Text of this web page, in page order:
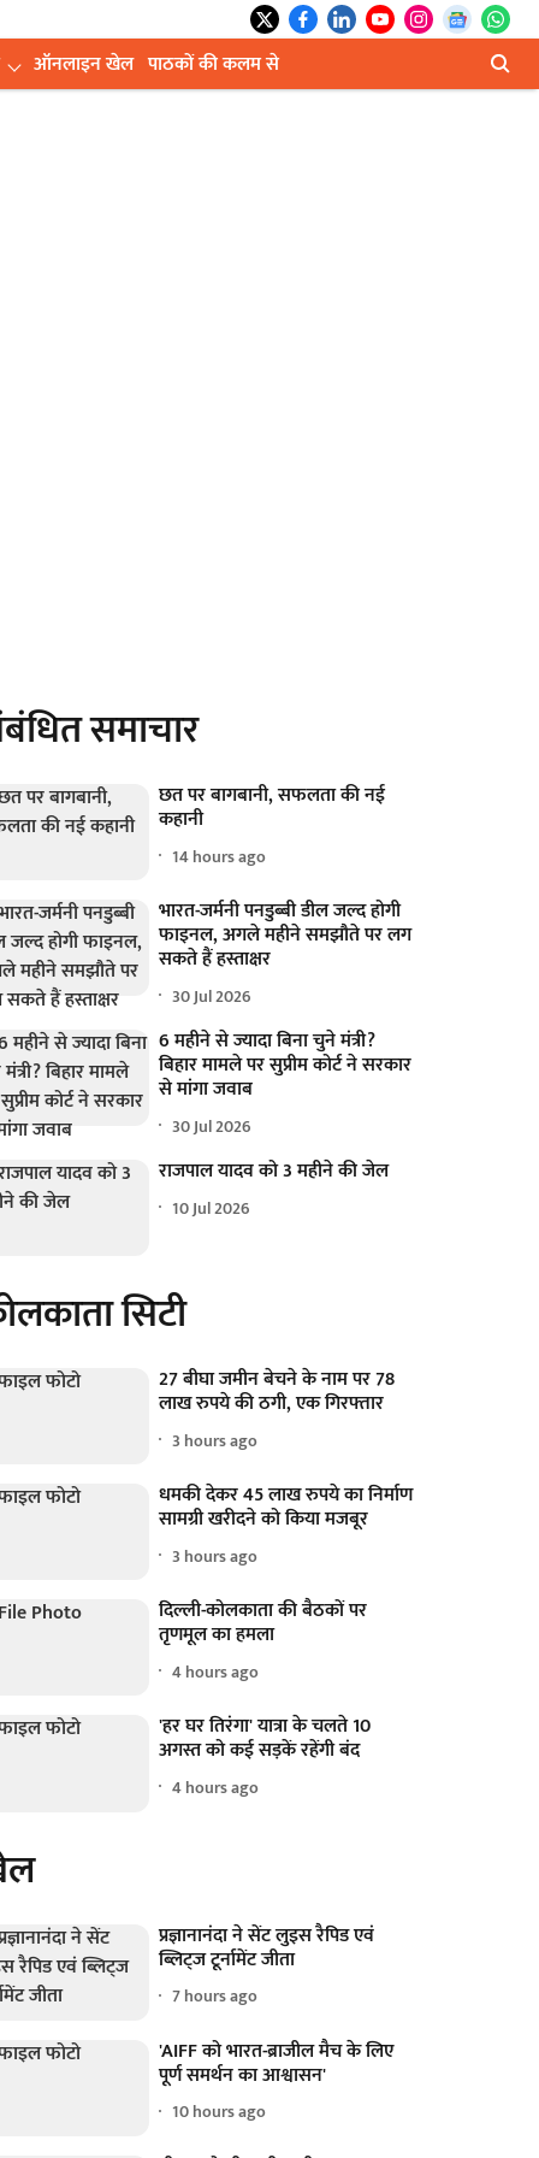
ऑनलाइन खेल पाठकों की कलम से
समाचार
छत पर बागबानी, सफलता की नई
कहानी
14 hours ago
भारत-जर्मनी पनडुब्बी डील जल्द होगी
फाइनल, अगले महीने समझौते पर लग
सकते हैं हस्ताक्षर
30 Jul 2026
6 महीने से ज्यादा बिना चुने मंत्री?
बिहार मामले पर सुप्रीम कोर्ट ने सरकार
से मांगा जवाब
30 Jul 2026
राजपाल यादव को 3 महीने की जेल
10 Jul 2026
सिटी
27 बीघा जमीन बेचने के नाम पर 78
लाख रुपये की ठगी, एक गिरफ्तार
3 hours ago
धमकी देकर 45 लाख रुपये का निर्माण
सामग्री खरीदने को किया मजबूर
3 hours ago
दिल्ली-कोलकाता की बैठकों पर
तृणमूल का हमला
4 hours ago
'हर घर तिरंगा' यात्रा के चलते 10
अगस्त को कई सड़कें रहेंगी बंद
4 hours ago
प्रज्ञानानंदा ने सेंट लुइस रैपिड एवं
ब्लिट्ज टूर्नामेंट जीता
7 hours ago
'AIFF को भारत-ब्राजील मैच के लिए
पूर्ण समर्थन का आश्वासन'
10 hours ago